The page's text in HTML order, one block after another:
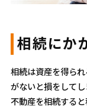
相続にか
相続は資産を得ら
がないと損をしてし
不動産を相続すると